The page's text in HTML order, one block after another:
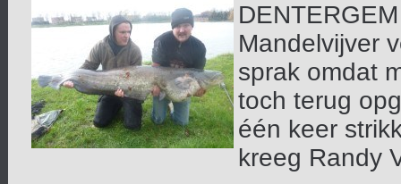
Mandelvijver
sprak omdat
toch terug
één keer
kreeg Randy